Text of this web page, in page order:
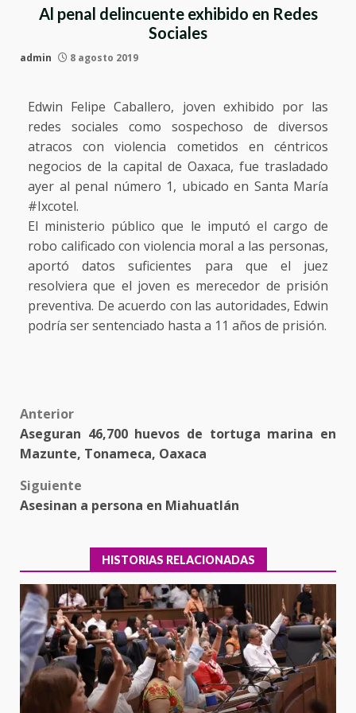
Al penal delincuente exhibido en Redes
Sociales
admin 8 agosto 2019
Edwin Felipe Caballero, joven exhibido por las
redes sociales como sospechoso de diversos
atracos con violencia cometidos en céntricos
negocios de la capital de Oaxaca, fue trasladado
ayer al penal número 1, ubicado en Santa María
#Ixcotel.
El ministerio público que le imputó el cargo de
robo calificado con violencia moral a las personas,
aportó datos suficientes para que el juez
resolviera que el joven es merecedor de prisión
preventiva. De acuerdo con las autoridades, Edwin
podría ser sentenciado hasta a 11 años de prisión.
Post
navigation
Anterior
Aseguran 46,700 huevos de tortuga marina en
Mazunte, Tonameca, Oaxaca
Siguiente
Asesinan a persona en Miahuatlán
HISTORIAS RELACIONADAS